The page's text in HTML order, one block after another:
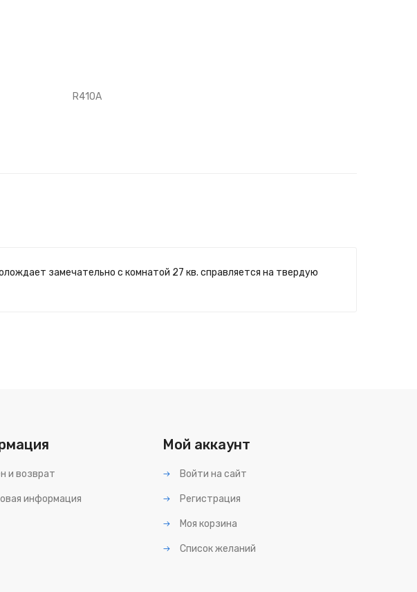
R410А
замечательно с комнатой 27 кв. справляется на твердую
и возврат
информация
Мой аккаунт
Войти на сайт
Регистрация
Моя корзина
Список желаний